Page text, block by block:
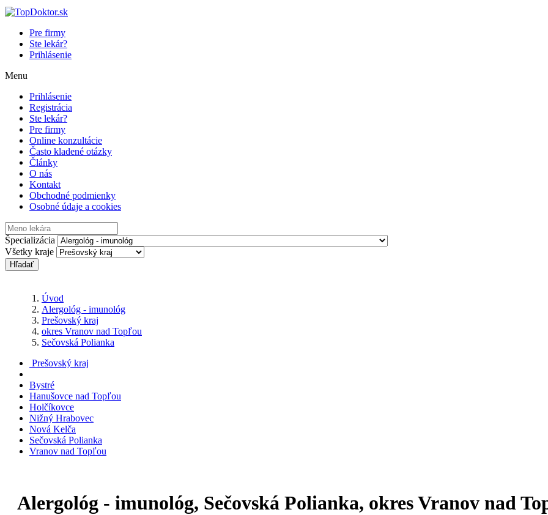
Pre firmy
Ste lekár?
Prihlásenie
Menu
Prihlásenie
Registrácia
Ste lekár?
Pre firmy
Online konzultácie
Často kladené otázky
Články
O nás
Kontakt
Obchodné podmienky
Osobné údaje a cookies
Špecializácia
Všetky kraje
Hľadať
Úvod
Alergológ - imunológ
Prešovský kraj
okres Vranov nad Topľou
Sečovská Polianka
Prešovský kraj
Bystré
Hanušovce nad Topľou
Holčíkovce
Nižný Hrabovec
Nová Kelča
Sečovská Polianka
Vranov nad Topľou
Alergológ - imunológ, Sečovská Polianka, okres Vranov nad